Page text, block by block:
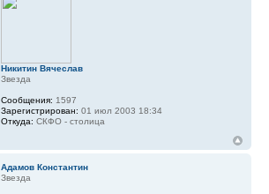
Никитин Вячеслав
Звезда
Сообщения: 1597
Зарегистрирован: 01 июл 2003 18:34
Откуда: СКФО - столица
Адамов Константин
Звезда